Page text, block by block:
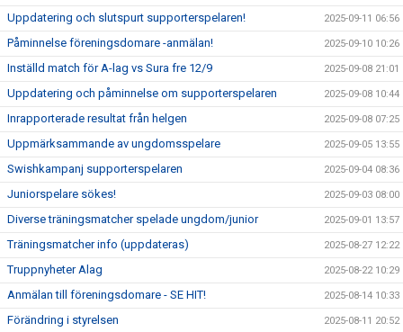
Uppdatering och slutspurt supporterspelaren! 2025-09-11 06:56
Påminnelse föreningsdomare -anmälan! 2025-09-10 10:26
Inställd match för A-lag vs Sura fre 12/9 2025-09-08 21:01
Uppdatering och påminnelse om supporterspelaren 2025-09-08 10:44
Inrapporterade resultat från helgen 2025-09-08 07:25
Uppmärksammande av ungdomsspelare 2025-09-05 13:55
Swishkampanj supporterspelaren 2025-09-04 08:36
Juniorspelare sökes! 2025-09-03 08:00
Diverse träningsmatcher spelade ungdom/junior 2025-09-01 13:57
Träningsmatcher info (uppdateras) 2025-08-27 12:22
Truppnyheter Alag 2025-08-22 10:29
Anmälan till föreningsdomare - SE HIT! 2025-08-14 10:33
Förändring i styrelsen 2025-08-11 20:52